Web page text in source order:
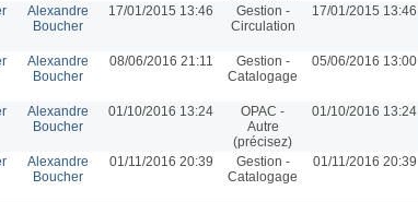
Alexandre
Boucher
17/01/2015 13:46
Gestion -
Circulation
17/01/2015 13:46
Alexandre
Boucher
08/06/2016 21:11
Gestion -
Catalogage
05/06/2016 13:00
Alexandre
Boucher
01/10/2016 13:24
OPAC -
Autre
(précisez)
01/10/2016 13:24
Alexandre
Boucher
01/11/2016 20:39
Gestion -
Catalogage
01/11/2016 20:39